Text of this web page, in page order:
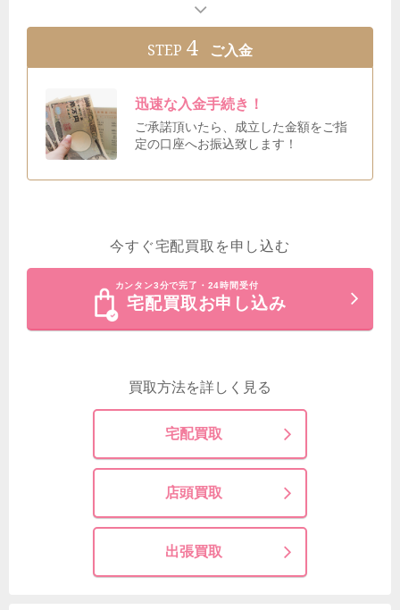
STEP 4 ご入金
迅速な入金手続き！
ご承諾頂いたら、成立した金額をご指
定の口座へお振込致します！
今すぐ宅配買取を申し込む
カンタン3分で完了・24時間受付
宅配買取お申し込み
買取方法を詳しく見る
宅配買取
店頭買取
出張買取